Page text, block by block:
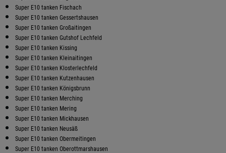
Super E10 tanken Fischach
Super E10 tanken Gessertshausen
Super E10 tanken Großaitingen
Super E10 tanken Gutshof Lechfeld
Super E10 tanken Kissing
Super E10 tanken Kleinaitingen
Super E10 tanken Klosterlechfeld
Super E10 tanken Kutzenhausen
Super E10 tanken Königsbrunn
Super E10 tanken Merching
Super E10 tanken Mering
Super E10 tanken Mickhausen
Super E10 tanken Neusäß
Super E10 tanken Obermeitingen
Super E10 tanken Oberottmarshausen